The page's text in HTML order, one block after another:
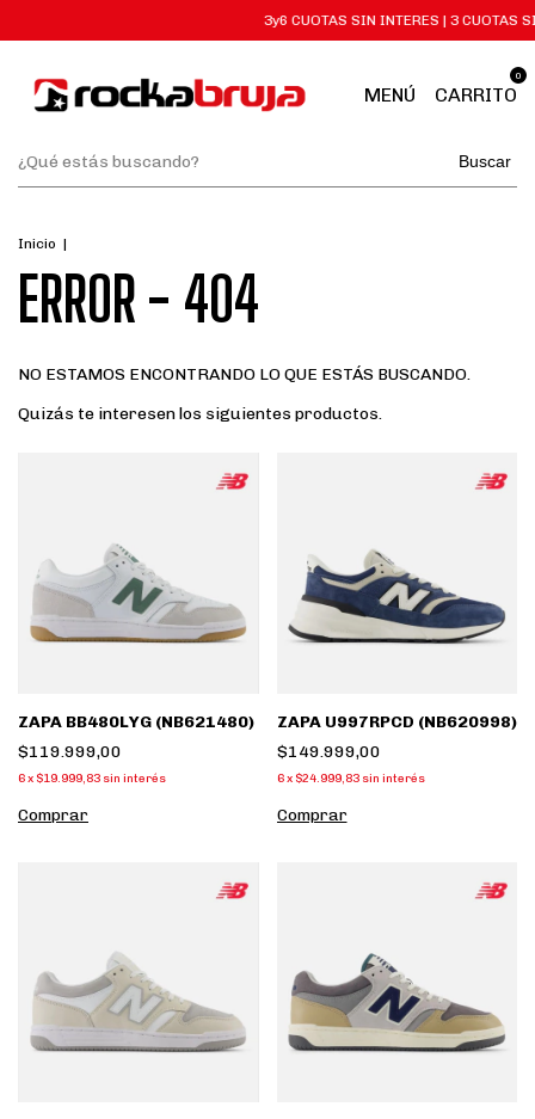
3y6 CUOTAS SIN INTERES | 3 CUOTAS
MENÚ CARRITO
0
Buscar
Inicio |
ERROR - 404
NO ESTAMOS ENCONTRANDO LO QUE ESTÁS BUSCANDO.
Quizás te interesen los siguientes productos.
ZAPA BB480LYG (NB621480)
$119.999,00
6x $19.999,83 sin interés
Comprar
ZAPA U997RPCD (NB620998)
$149.999,00
6 x $24.999,83 sin interés
Comprar